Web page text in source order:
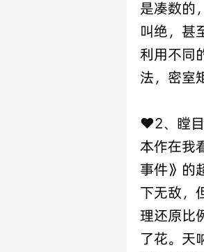
是凑数的
叫绝，甚
利用不同
法，密室
❤️2、瞠
本作在我
事件》的
下无敌，
理还原比
了花。天